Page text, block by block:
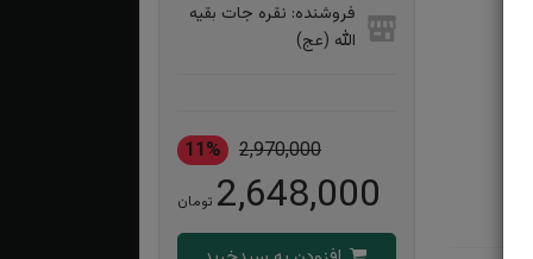
فروشنده: نقره جات بقیه
الله (عج)
2,970,000
11%
2,648,000 تومان